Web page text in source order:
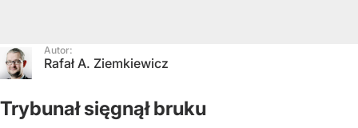
Autor:
Rafał A. Ziemkiewicz
Trybunał sięgnął bruku